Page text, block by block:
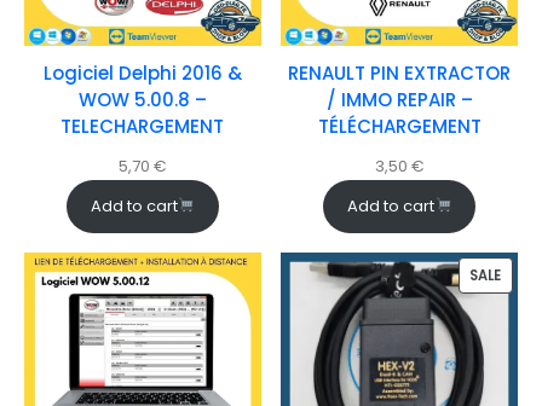
Logiciel Delphi 2016 &
WOW 5.00.8 –
TELECHARGEMENT
5,70 €
Add to cart
RENAULT PIN EXTRACTOR
/ IMMO REPAIR –
TÉLÉCHARGEMENT
3,50 €
Add to cart
SALE